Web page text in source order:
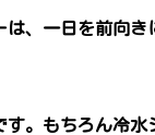
は、一日を前向き
す。もちろん冷水